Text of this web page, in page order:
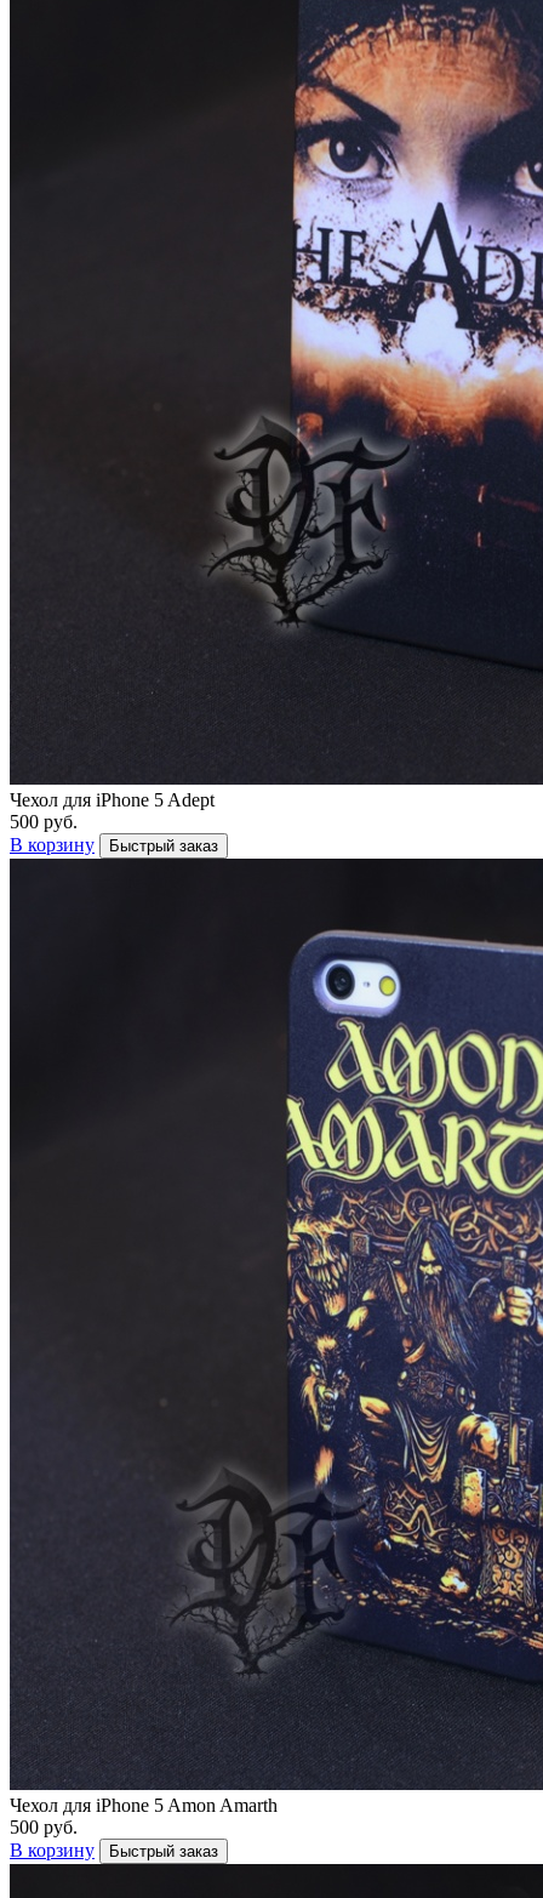
Чехол для iPhone 5 Adept
500 руб.
В корзину
Быстрый заказ
Чехол для iPhone 5 Amon Amarth
500 руб.
В корзину
Быстрый заказ